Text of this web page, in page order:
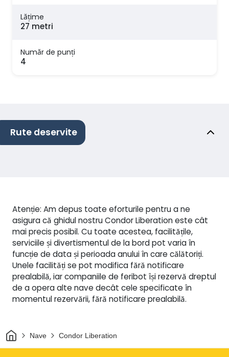
Lăţime
27 metri
Număr de punți
4
Rute deservite
Atenție: Am depus toate eforturile pentru a ne
asigura că ghidul nostru Condor Liberation este cât
mai precis posibil. Cu toate acestea, facilitățile,
serviciile și divertismentul de la bord pot varia în
funcție de data și perioada anului în care călătoriți.
Unele facilități se pot modifica fără notificare
prealabilă, iar companiile de feribot își rezervă dreptul
de a opera alte nave decât cele specificate în
momentul rezervării, fără notificare prealabilă.
AcasăNave Condor Liberation